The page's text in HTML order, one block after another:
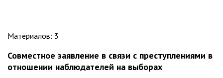
Материалов: 3
Совместное заявление в связи с преступлениями в
отношении наблюдателей на выборах